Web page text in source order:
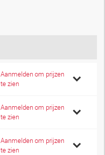
Aanmelden om prijzen
te zien
Aanmelden om prijzen
te zien
Aanmelden om prijzen
te zien